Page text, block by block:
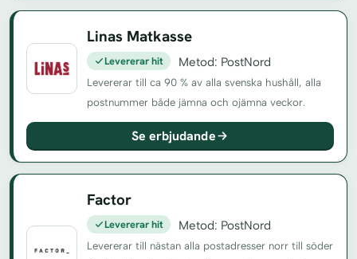
Linas Matkasse
Levererar hit Metod: PostNord
Levererar till ca 90 % av alla svenska hushåll, alla
postnummer både jämna och ojämna veckor.
Se erbjudande
Factor
Levererar hit Metod: PostNord
Levererar till nästan alla postadresser norr till söder